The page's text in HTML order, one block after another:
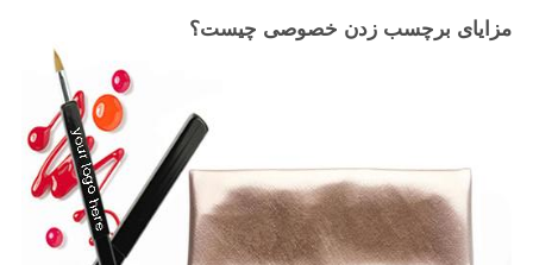
مزایای برچسب زدن خصوصی چیست؟